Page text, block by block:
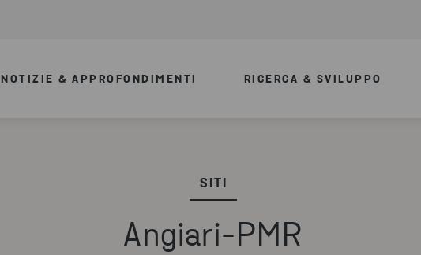
NOTIZIE & APPROFONDIMENTI RICERCA & SVILUPPO
SITI
Angiari-PMR